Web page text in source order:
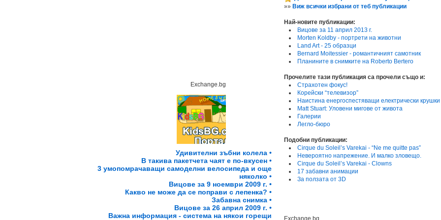
»» Виж всички избрани от теб публикации
Най-новите публикации:
Вицове за 11 април 2013 г.
Morten Koldby - портрети на животни
Land Art - 25 образци
Bernard Moitessier - романтичният самотник
Планините в снимките на Roberto Bertero
Прочелите тази публикация са прочели също и:
Страхотен фокус!
Корейски “телевизор”
Наистина енергоспестяващи електрически крушки
Matt Stuart: Уловени мигове от живота
Галерии
Легло-бюро
Подобни публикации:
Cirque du Soleil’s Varekai - “Ne me quitte pas”
Невероятно напрежение. И малко зловещо.
Cirque du Soleil’s Varekai - Clowns
17 забавни анимации
За ползата от 3D
Exchange.bg
Удивителни зъбни колела •
В такива пакетчета чаят е по-вкусен •
3 умопомрачаващи самоделни велосипеда и още
няколко •
Вицове за 9 ноември 2009 г. •
Какво не може да се поправи с лепенка? •
Забавна снимка •
Вицове за 26 април 2009 г. •
Важна информация - система на някои горещи